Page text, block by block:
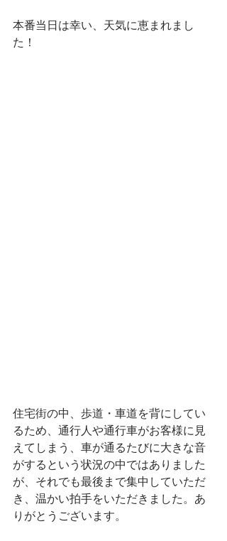
本番当日は幸い、天気に恵まれまし
た！
住宅街の中、歩道・車道を背にしてい
るため、通行人や通行車がお客様に見
えてしまう、車が通るたびに大きな音
がするという状況の中ではありました
が、それでも最後まで集中していただ
き、温かい拍手をいただきました。あ
りがとうございます。